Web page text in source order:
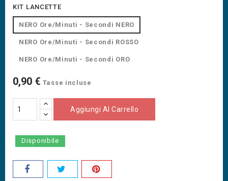
KIT LANCETTE
NERO Ore/Minuti - Secondi NERO
NERO Ore/Minuti - Secondi ROSSO
NERO Ore/Minuti - Secondi ORO
0,90 € Tasse incluse
Aggiungi Al Carrello
Disponibile